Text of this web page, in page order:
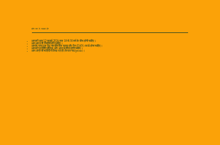
कौन भाग ले सकता है?
आपकी आयु 12 जुलाई 2026 तक 18 से 30 वर्ष के बीच होनी चाहिए।
आप भारत के निवासी होने चाहिए।
आपके पास एक वैध भारतीय बैंक खाता और पैन (PAN) कार्ड होना चाहिए।
आपकी प्रविष्टि मौलिक और अप्रकाशित होनी चाहिए।
आप अंग्रेजी या हिंदी में लिख रहे हों (केवल गद्य/prose)।